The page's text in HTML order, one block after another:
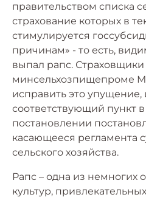
правительством списка
страхование которых в
стимулируется
причинам» - то есть,
выпал рапс. Страховщики
минсельхозпищепроме
исправить это упущение,
соответствующий пункт
постановлении
касающееся регламента
сельского хозяйства.
Рапс – одна из немногих
культур,